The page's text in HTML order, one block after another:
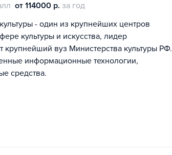
от 114000 р. за год
- один из крупнейших центров
культуры и искусства, лидер
крупнейший вуз Министерства культуры РФ.
информационные технологии,
средства.